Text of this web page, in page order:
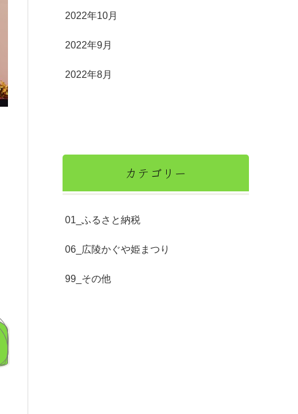
2022年10月
2022年9月
2022年8月
カテゴリー
01_ふるさと納税
06_広陵かぐや姫まつり
99_その他